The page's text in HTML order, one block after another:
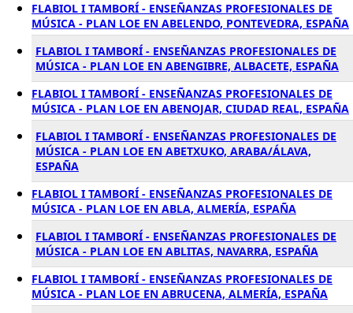
FLABIOL I TAMBORÍ - ENSEÑANZAS PROFESIONALES DE
MÚSICA - PLAN LOE EN ABELENDO, PONTEVEDRA, ESPAÑA
FLABIOL I TAMBORÍ - ENSEÑANZAS PROFESIONALES DE
MÚSICA - PLAN LOE EN ABENGIBRE, ALBACETE, ESPAÑA
FLABIOL I TAMBORÍ - ENSEÑANZAS PROFESIONALES DE
MÚSICA - PLAN LOE EN ABENOJAR, CIUDAD REAL, ESPAÑA
FLABIOL I TAMBORÍ - ENSEÑANZAS PROFESIONALES DE
MÚSICA - PLAN LOE EN ABETXUKO, ARABA/ÁLAVA,
ESPAÑA
FLABIOL I TAMBORÍ - ENSEÑANZAS PROFESIONALES DE
MÚSICA - PLAN LOE EN ABLA, ALMERÍA, ESPAÑA
FLABIOL I TAMBORÍ - ENSEÑANZAS PROFESIONALES DE
MÚSICA - PLAN LOE EN ABLITAS, NAVARRA, ESPAÑA
FLABIOL I TAMBORÍ - ENSEÑANZAS PROFESIONALES DE
MÚSICA - PLAN LOE EN ABRUCENA, ALMERÍA, ESPAÑA